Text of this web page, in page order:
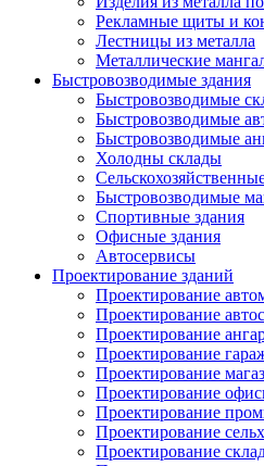
Рекламные щиты и
Лестницы из металла
Металлические
Быстровозводимые здания
Быстровозводимые
Быстровозводимые
Быстровозводимые
Холодны склады
Быстровозводимые
Спортивные здания
Офисные здания
Автосервисы
Проектирование зданий
Проектирование
Проектирование
Проектирование
Проектирование
Проектирование
Проектирование
Проектирование
Проектирование
Проектирование